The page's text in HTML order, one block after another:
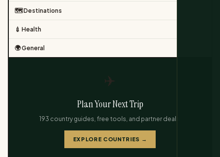
🗺️ Destinations
💉 Health
🌍 General
✈️
Plan Your Next Trip
193 country guides, free tools, and partner deals.
EXPLORE COUNTRIES →